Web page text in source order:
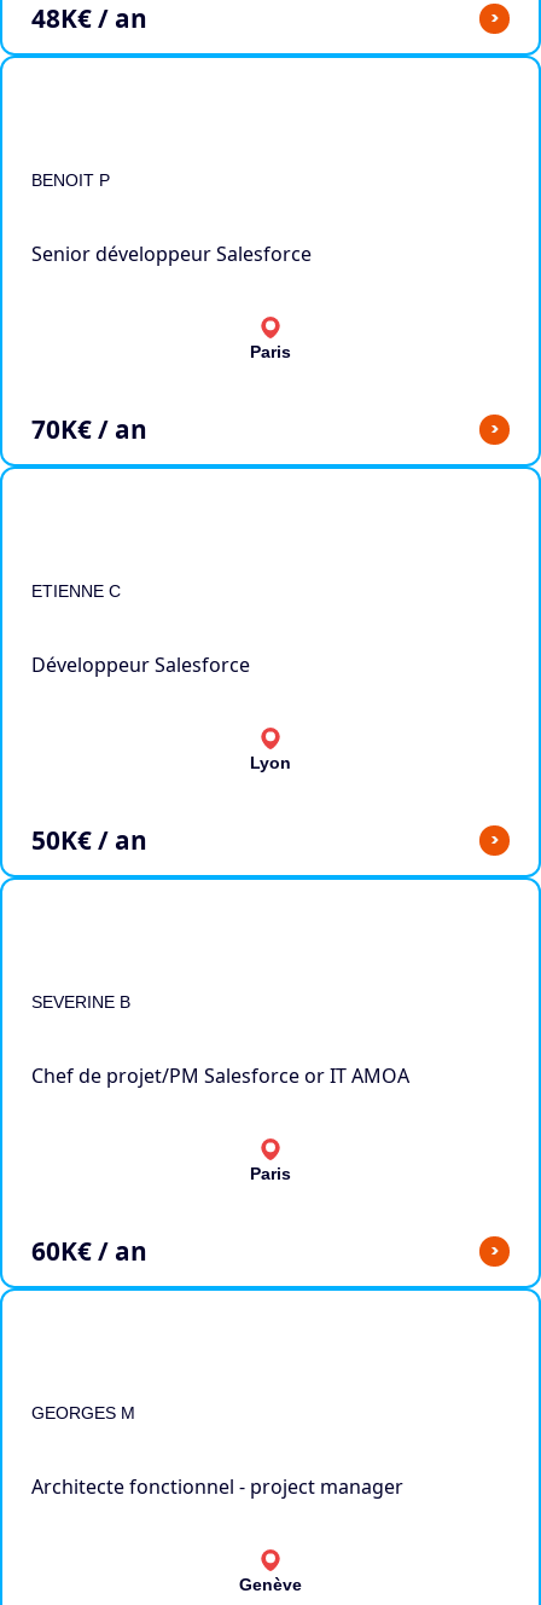
48K€ / an >
BENOIT P
Senior développeur Salesforce
Paris
70K€ / an >
ETIENNE C
Développeur Salesforce
Lyon
50K€ / an >
SEVERINE B
Chef de projet/PM Salesforce or IT AMOA
Paris
60K€ / an >
GEORGES M
Architecte fonctionnel - project manager
Genève